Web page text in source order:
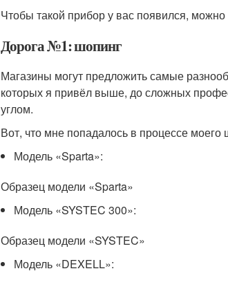
Чтобы такой прибор у вас появился,
Дорога №1: шопинг
Магазины могут предложить самые
которых я привёл выше, до сложных
углом.
Вот, что мне попадалось в процессе моего
Модель «Sparta»:
Образец модели «Sparta»
Модель «SYSTEC 300»:
Образец модели «SYSTEC»
Модель «DEXELL»: